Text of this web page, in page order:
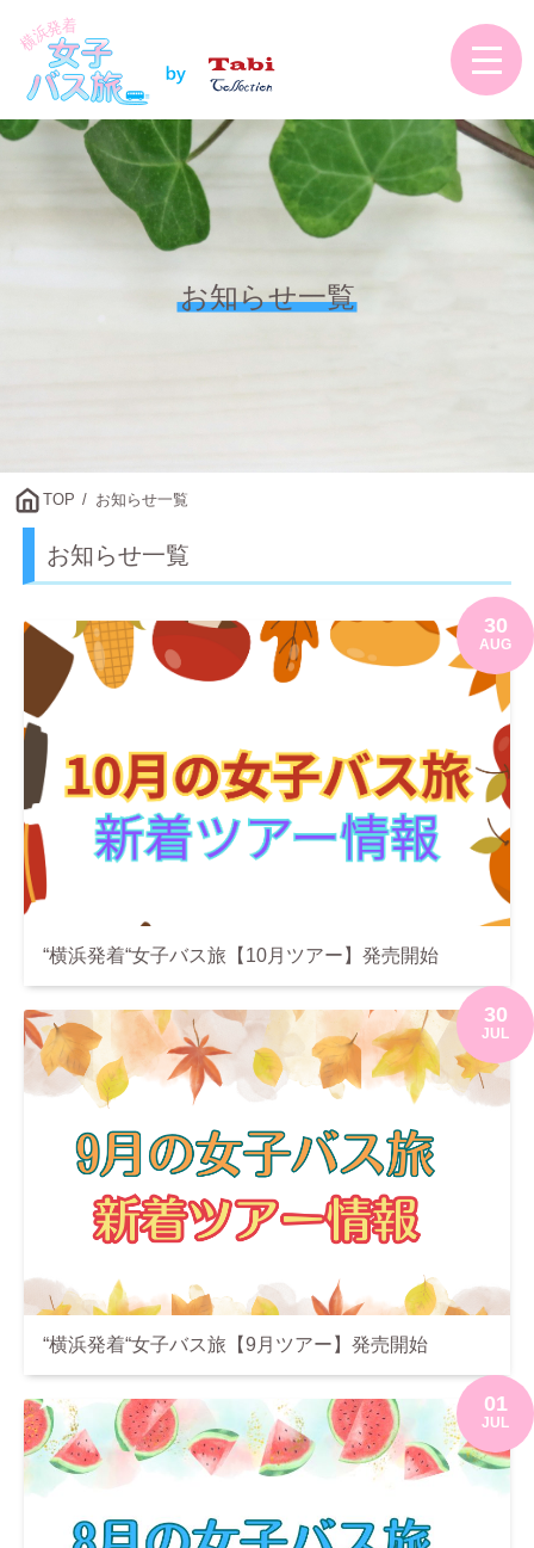
お知らせ一覧
TOP お知らせ一覧
お知らせ一覧
30
AUG
“横浜発着“女子バス旅【10月ツアー】発売開始
30
JUL
“横浜発着“女子バス旅【9月ツアー】発売開始
01
JUL